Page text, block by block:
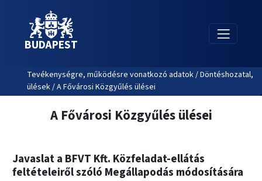
BUDAPEST
Tevékenységre, működésre vonatkozó adatok / Döntéshozatal,
ülések / A Fővárosi Közgyűlés ülései
A Fővárosi Közgyűlés ülései
Javaslat a BFVT Kft. Közfeladat-ellátás
feltételeiről szóló Megállapodás módosítására